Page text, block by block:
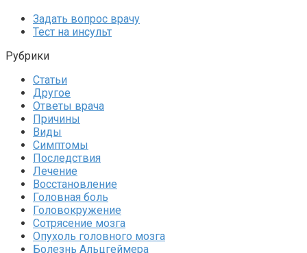
Задать вопрос врачу
Тест на инсульт
Рубрики
Статьи
Другое
Ответы врача
Причины
Виды
Симптомы
Последствия
Лечение
Восстановление
Головная боль
Головокружение
Сотрясение мозга
Опухоль головного мозга
Болезнь Альцгеймера